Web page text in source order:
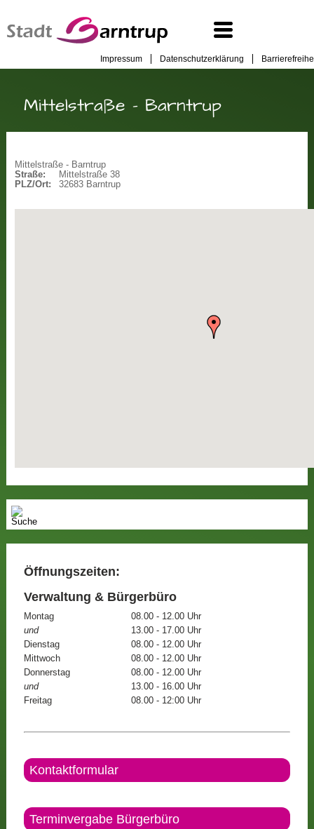
Impressum Datenschutzerklärung
Mittelstraße - Barntrup
Mittelstraße - Barntrup
Straße:
Mittelstraße 38
PLZ/Ort:
32683 Barntrup
Öffnungszeiten:
Verwaltung & Bürgerbüro
Montag
08.00 - 12.00 Uhr
und
13.00 - 17.00 Uhr
Dienstag
08.00 - 12.00 Uhr
Mittwoch
08.00 - 12.00 Uhr
Donnerstag
08.00 - 12.00 Uhr
und
13.00 - 16.00 Uhr
Freitag
08.00 - 12:00 Uhr
Kontaktformular
Terminvergabe Bürgerbüro